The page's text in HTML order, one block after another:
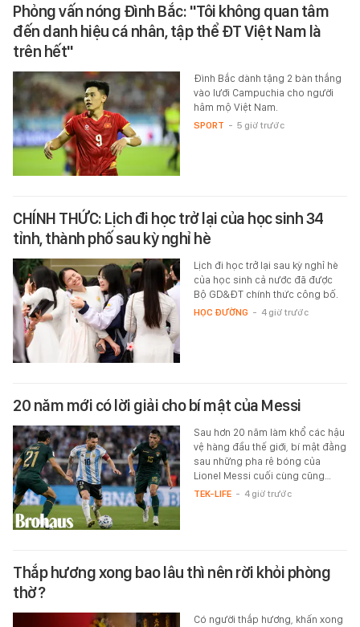
Phỏng vấn nóng Đình Bắc: "Tôi không quan tâm
đến danh hiệu cá nhân, tập thể ĐT Việt Nam là
trên hết"
Đình Bắc dành tặng 2 bàn thắng
vào lưới Campuchia cho người
hâm mộ Việt Nam.
SPORT - 5 giờ trước
CHÍNH THỨC: Lịch đi học trở lại của học sinh 34
tỉnh, thành phố sau kỳ nghỉ hè
Lịch đi học trở lại sau kỳ nghỉ hè
của học sinh cả nước đã được
Bộ GD&ĐT chính thức công bố.
HỌC ĐƯỜNG - 4 giờ trước
20 năm mới có lời giải cho bí mật của Messi
Sau hơn 20 năm làm khổ các hậu
vệ hàng đầu thế giới, bí mật đằng
sau những pha rê bóng của
Lionel Messi cuối cùng cũng…
TEK-LIFE - 4 giờ trước
Thắp hương xong bao lâu thì nên rời khỏi phòng
thờ?
Có người thắp hương, khấn xong